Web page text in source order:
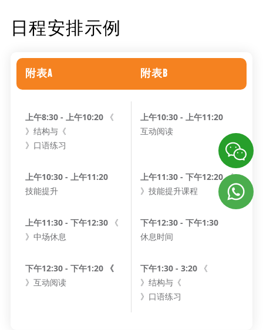
日程安排示例
附表A 附表B
上午8:30 - 上午10:20《
》结构与《
》口语练习
上午10:30 - 上午11:20
互动阅读
上午10:30 - 上午11:20
技能提升
上午11:30 - 下午12:20《
》技能提升课程
上午11:30 - 下午12:30《
》中场休息
下午12:30 - 下午1:30
休息时间
下午12:30 - 下午1:20 《
》互动阅读
下午1:30 - 3:20《
》结构与《
》口语练习